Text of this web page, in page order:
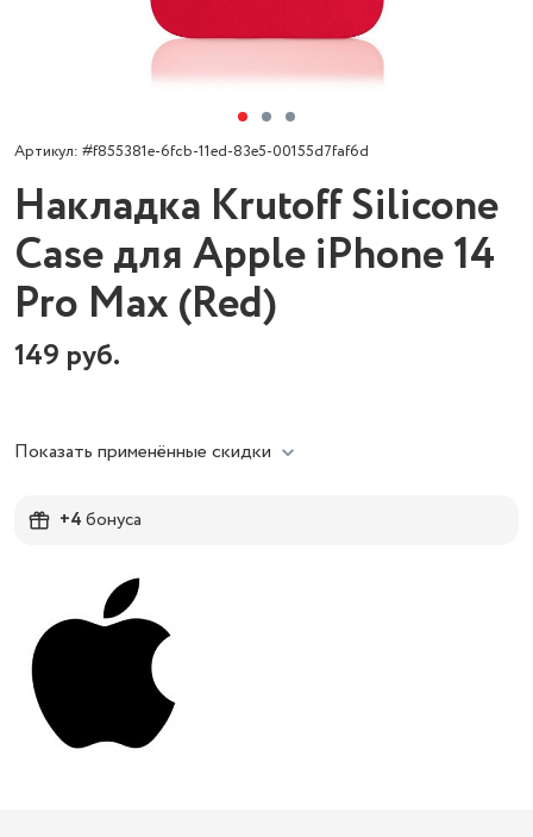
Артикул: #f855381e-6fcb-11ed-83e5-00155d7faf6d
Накладка Krutoff Silicone
Case для Apple iPhone 14
Pro Max (Red)
149 руб.
Показать применённые скидки
+4бонуса